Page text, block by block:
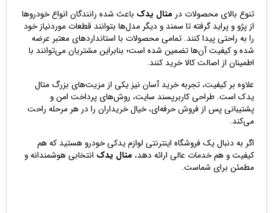
تنوع بالای محصولات در متال یدک باعث شده رانندگان انواع خودروها
از پژو و پراید گرفته تا سمند و دیگر مدل‌ها بتوانند قطعات موردنیاز خود
را به راحتی پیدا کنند. تمامی محصولات با استانداردهای معتبر عرضه
شده و کیفیت آن‌ها تضمین شده است؛ بنابراین مشتریان می‌توانند با
اطمینان از اصالت کالا خرید کنند.
علاوه بر کیفیت، تجربه خرید آسان نیز یکی از مزیت‌های بزرگ متال
یدک است. طراحی کاربرپسند سایت، روش‌های پرداخت امن و
پشتیبانی پس از فروش حرفه‌ای، خیال خریداران را در هر مرحله راحت
می‌کند.
اگر به دنبال یک فروشگاه اینترنتی لوازم یدکی خودرو هستید که هم
کیفیت و هم خدمات عالی ارائه دهد، متال یدک انتخابی هوشمندانه و
مطمئن برای شماست.